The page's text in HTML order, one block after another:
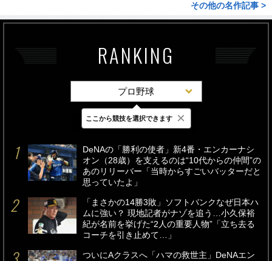
その他の名作記事 >
RANKING
プロ野球
最新 24時間 週間
DeNAの「勝利の使者」新4番・エンカーナシ
オン（28歳）を支えるのは“10代からの仲間”の
あのリリーバー「当時からすごいバッターだと
思っていたよ」
「まさかの14勝3敗」ソフトバンクなぜ日本ハ
ムに強い？ 現地記者がナゾを追う…小久保裕
紀が名前を挙げた“2人の重要人物”「立ち去る
コーチを引き止めて…」
ついにAクラスへ「ハマの救世主」DeNAエン
ここから競技を選択できます ×